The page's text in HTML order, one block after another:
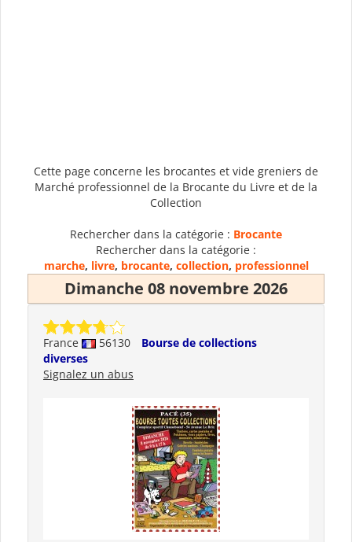
Cette page concerne les brocantes et vide greniers de
Marché professionnel de la Brocante du Livre et de la
Collection
Rechercher dans la catégorie : Brocante
Rechercher dans la catégorie :
marche, livre, brocante, collection, professionnel
Dimanche 08 novembre 2026
France 56130
Bourse de collections
diverses
Signalez un abus